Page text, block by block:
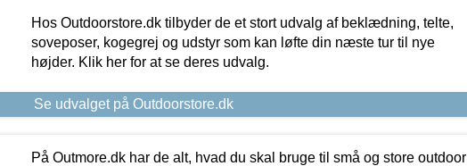
Hos Outdoorstore.dk tilbyder de et stort udvalg af beklædning, telte,
soveposer, kogegrej og udstyr som kan løfte din næste tur til nye
højder. Klik her for at se deres udvalg.
Se udvalget på Outdoorstore.dk
På Outmore.dk har de alt, hvad du skal bruge til små og store outdoor